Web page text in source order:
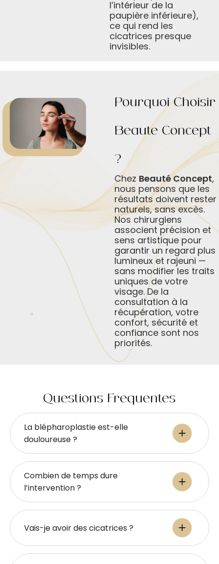
l’intérieur de la
paupière inférieure),
ce qui rend les
cicatrices presque
invisibles.
Pourquoi Choisir
Beauté Concept
?
Chez Beauté Concept,
nous pensons que les
résultats doivent rester
naturels, sans excès.
Nos chirurgiens
associent précision et
sens artistique pour
garantir un regard plus
lumineux et rajeuni —
sans modifier les traits
uniques de votre
visage. De la
consultation à la
récupération, votre
confort, sécurité et
confiance sont nos
priorités.
Questions Fréquentes
La blépharoplastie est-elle
douloureuse ?
Combien de temps dure
l’intervention ?
Vais-je avoir des cicatrices ?